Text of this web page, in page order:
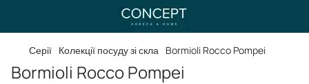
Серії Колекції посуду зі скла Bormioli Rocco Pompei
Bormioli Rocco Pompei